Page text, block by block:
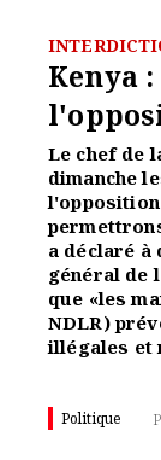
Kenya
Le chef de
dimanche
l'opposition
a déclaré
général de
que «les
NDLR)
illégales et
Politique